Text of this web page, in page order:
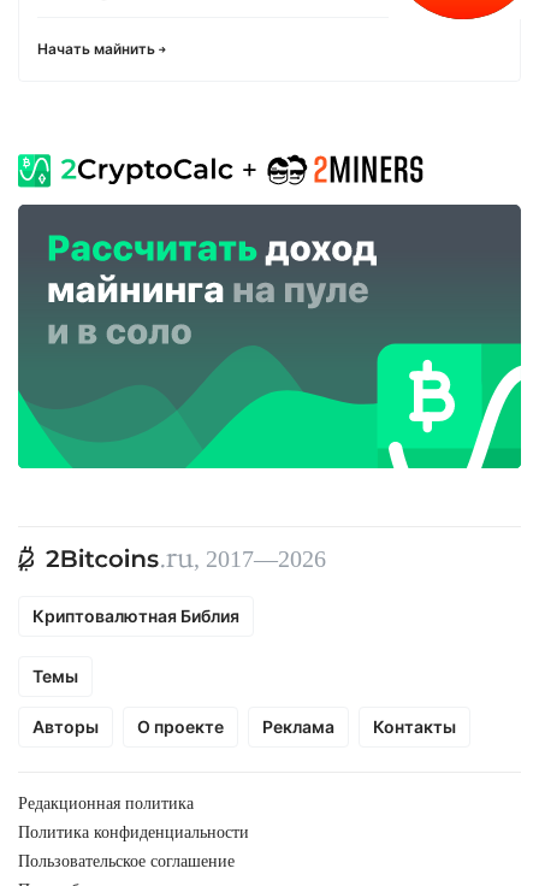
Начать майнить
, 2017—2026
Криптовалютная Библия
Темы
Авторы О проекте Реклама Контакты
Редакционная политика
Политика конфиденциальности
Пользовательское соглашение